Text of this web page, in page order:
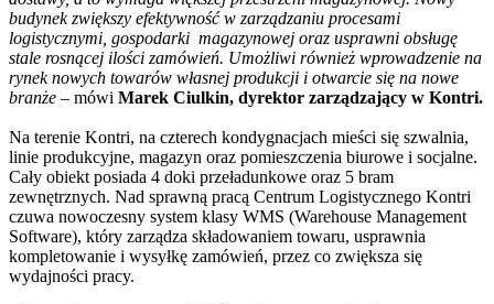
budynek zwiększy efektywność w zarządzaniu procesami
logistycznymi, gospodarki magazynowej oraz usprawni obsługę
stale rosnącej ilości zamówień. Umożliwi również wprowadzenie na
rynek nowych towarów własnej produkcji i otwarcie się na nowe
branże – mówi Marek Ciulkin, dyrektor zarządzający w Kontri.
Na terenie Kontri, na czterech kondygnacjach mieści się szwalnia,
linie produkcyjne, magazyn oraz pomieszczenia biurowe i socjalne.
Cały obiekt posiada 4 doki przeładunkowe oraz 5 bram
zewnętrznych. Nad sprawną pracą Centrum Logistycznego Kontri
czuwa nowoczesny system klasy WMS (Warehouse Management
Software), który zarządza składowaniem towaru, usprawnia
kompletowanie i wysyłkę zamówień, przez co zwiększa się
wydajności pracy.